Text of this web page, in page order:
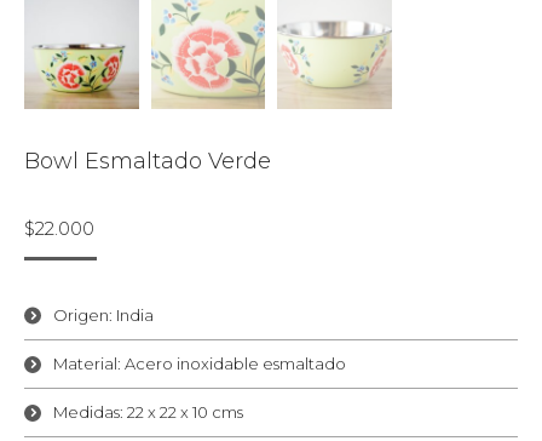
Bowl Esmaltado Verde
$22.000
Origen: India
Material: Acero inoxidable esmaltado
Medidas: 22 x 22 x 10 cms